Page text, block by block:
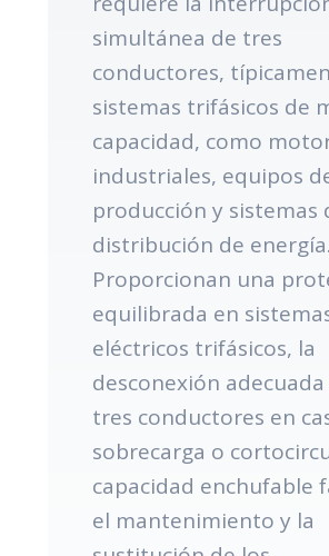
simultánea de tres
conductores,
sistemas trifásicos de
capacidad, como
industriales, equipos
producción y sistemas
distribución de energía.
Proporcionan una
equilibrada en
eléctricos trifásicos, la
desconexión
tres conductores en
sobrecarga o
capacidad enchufable
el mantenimiento y la